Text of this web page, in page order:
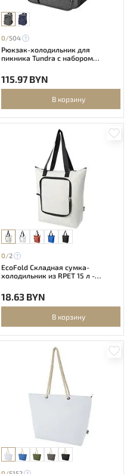
0/504
Рюкзак-холодильник для
пикника Tundra с набором
изготовленный из
переработанных материалов
согласно станда - Серый яркий
115.97 BYN
В корзину
0/2
EcoFold Складная сумка-
холодильник из RPET 15 л -
18.63 BYN
В корзину